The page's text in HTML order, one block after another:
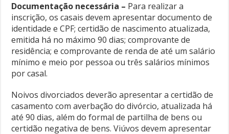
Documentação necessária – Para realizar a
inscrição, os casais devem apresentar documento de
identidade e CPF; certidão de nascimento atualizada,
emitida há no máximo 90 dias; comprovante de
residência; e comprovante de renda de até um salário
mínimo e meio por pessoa ou três salários mínimos
por casal.
Noivos divorciados deverão apresentar a certidão de
casamento com averbação do divórcio, atualizada há
até 90 dias, além do formal de partilha de bens ou
certidão negativa de bens. Viúvos devem apresentar